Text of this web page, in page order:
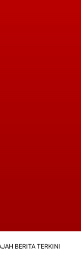
BERITA TERKINI